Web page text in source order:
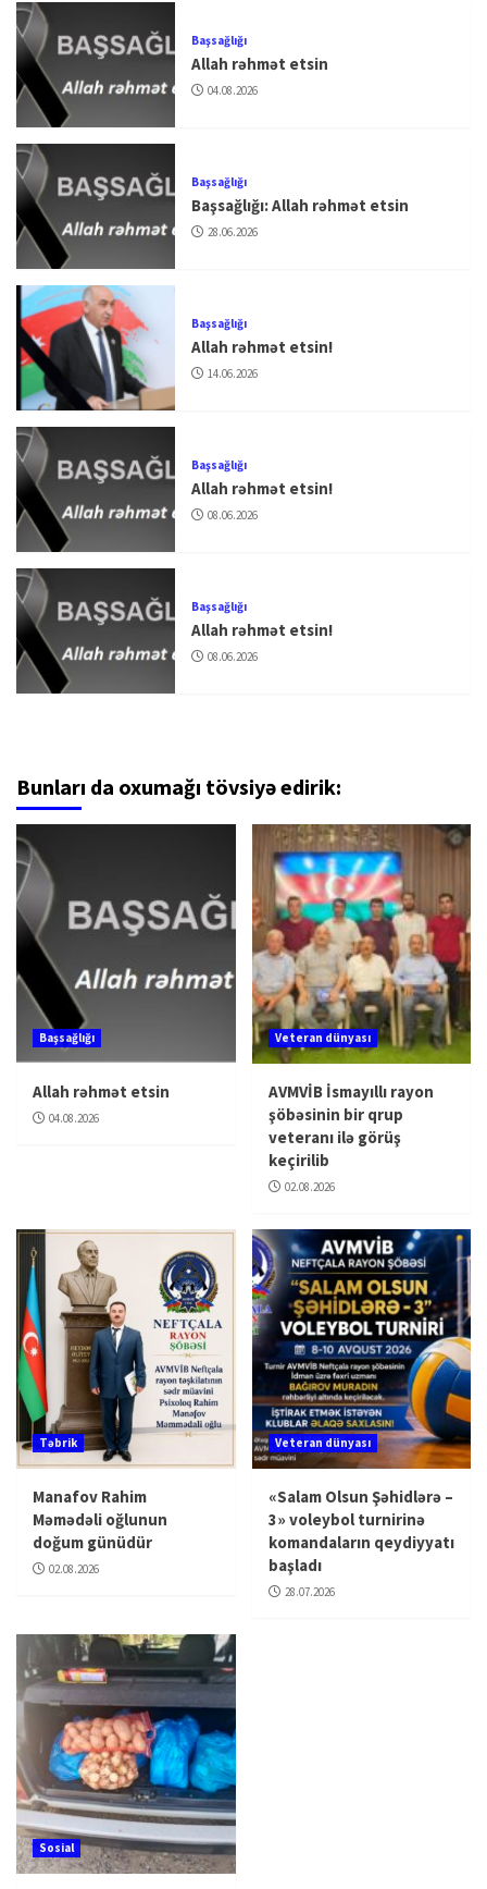
Başsağlığı
Allah rəhmət etsin
04.08.2026
Başsağlığı
Başsağlığı: Allah rəhmət etsin
28.06.2026
Başsağlığı
Allah rəhmət etsin!
14.06.2026
Başsağlığı
Allah rəhmət etsin!
08.06.2026
Başsağlığı
Allah rəhmət etsin!
08.06.2026
Bunları da oxumağı tövsiyə edirik:
Başsağlığı
Allah rəhmət etsin
04.08.2026
Veteran dünyası
AVMVİB İsmayıllı rayon
şöbəsinin bir qrup
veteranı ilə görüş
keçirilib
02.08.2026
Təbrik
Manafov Rahim
Məmədəli oğlunun
doğum günüdür
02.08.2026
Veteran dünyası
«Salam Olsun Şəhidlərə –
3» voleybol turnirinə
komandaların qeydiyyatı
başladı
28.07.2026
Sosial